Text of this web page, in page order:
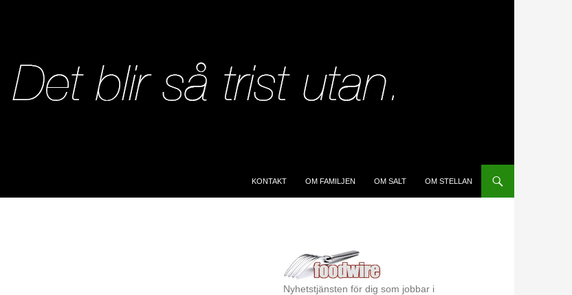
KONTAKT
OM FAMILJEN OM SALT OM STELLAN
Nyhetstjänsten för dig som jobbar i